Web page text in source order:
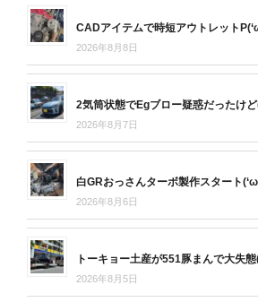
CADアイテムで時短アウトレット
2026年8月8日
2気筒状態でEgブロー疑惑だったけど
2026年8月7日
白GRおっさんターボ製作スタート
2026年8月6日
トーキョー土産が551豚まんで大失態
2026年8月5日